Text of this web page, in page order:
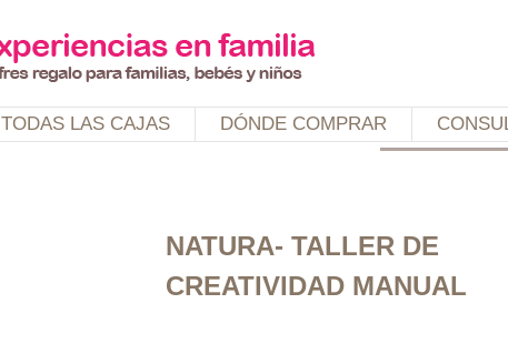
TODAS LAS CAJAS DÓNDE COMPRAR
NATURA- TALLER DE
CREATIVIDAD MANUAL